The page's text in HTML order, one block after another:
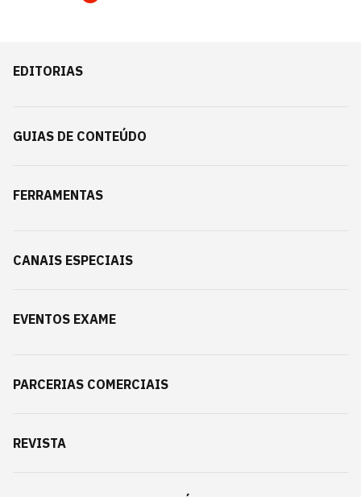
EDITORIAS
GUIAS DE CONTEÚDO
FERRAMENTAS
CANAIS ESPECIAIS
EVENTOS EXAME
PARCERIAS COMERCIAIS
REVISTA